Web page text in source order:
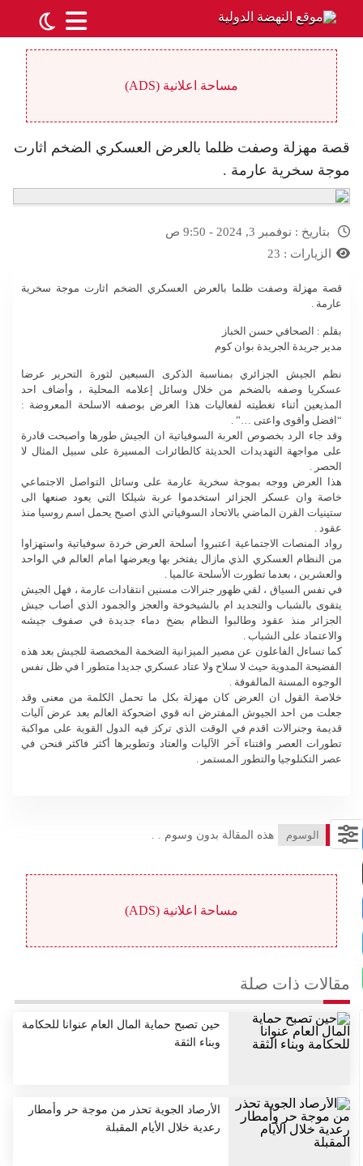
مساحة اعلانية (ADS)
قصة مهزلة وصفت ظلما بالعرض العسكري الضخم اثارت
موجة سخرية عارمة .
بتاريخ : نوفمبر 3, 2024 - 9:50 ص
الزيارات : 23
قصة مهزلة وصفت ظلما بالعرض العسكري الضخم اثارت موجة سخرية
عارمة .
بقلم : الصحافي حسن الخباز
مدير جريدة الجريدة بوان كوم
نظم الجيش الجزائري بمناسبة الذكرى السبعين لثورة التحرير عرضا
عسكريا وصفه بالضخم من خلال وسائل إعلامه المحلية ، وأضاف احد
المذيعين أثناء تغطيته لفعاليات هذا العرض بوصفه الاسلحة المعروضة :
“افضل وأقوى واعتى …” .
وقد جاء الرد بخصوص العربة السوفياتية ان الجيش طورها واصبحت قادرة
على مواجهة التهديدات الحديثة كالطائرات المسيرة على سبيل المثال لا
الحصر .
هذا العرض ووجه بموجة سخرية عارمة على وسائل التواصل الاجتماعي
خاصة وان عسكر الجزائر استخدموا عربة شيلكا التي يعود صنعها الى
ستينيات القرن الماضي بالاتحاد السوفياتي الذي اصبح يحمل اسم روسيا منذ
عقود .
رواد المنصات الاجتماعية اعتبروا أسلحة العرض خردة سوفياتية واستهزاوا
من النظام العسكري الذي مازال يفتخر بها ويعرضها امام العالم في الواحد
والعشرين ، بعدما تطورت الأسلحة عالميا .
في نفس السياق ، لقي ظهور جنرالات مسنين انتقادات عارمة ، فهل الجيش
يتقوى بالشباب والتجديد ام بالشيخوخة والعجز والجمود الذي أصاب جيش
الجزائر منذ عقود وطالبوا النظام بضخ دماء جديدة في صفوف جيشه
والاعتماد على الشباب .
كما تساءل الفاعلون عن مصير الميزانية الضخمة المخصصة للجيش بعد هذه
الفضيحة المدوية حيث لا سلاح ولا عتاد عسكري جديدا متطور ا في ظل نفس
الوجوه المسنة المالفوفة .
خلاصة القول ان العرض كان مهزلة بكل ما تحمل الكلمة من معنى وقد
جعلت من احد الجيوش المفترض انه قوي اضحوكة العالم بعد عرض آليات
قديمة وجنرالات اقدم في الوقت الذي تركز فيه الدول القوية على مواكبة
تطورات العصر واقتناء آخر الآليات والعتاد وتطويرها أكثر فاكثر فنحن في
عصر التكنلوجيا والتطور المستمر .
الوسوم هذه المقالة بدون وسوم . .
مساحة اعلانية (ADS)
مقالات ذات صلة
حين تصبح حماية المال العام عنوانا للحكامة
وبناء الثقة
الأرصاد الجوية تحذر من موجة حر وأمطار
رعدية خلال الأيام المقبلة